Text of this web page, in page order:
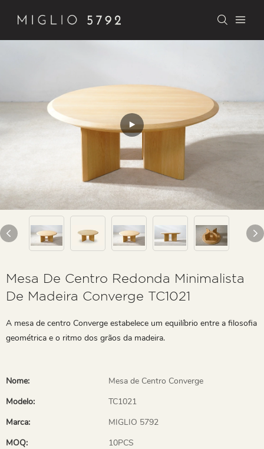
Mesa De Centro Redonda Minimalista
De Madeira Converge TC1021
A mesa de centro Converge estabelece um equilíbrio entre a filosofia
geométrica e o ritmo dos grãos da madeira.
Nome:
Mesa de Centro Converge
Modelo:
TC1021
Marca:
MIGLIO 5792
MOQ:
10PCS